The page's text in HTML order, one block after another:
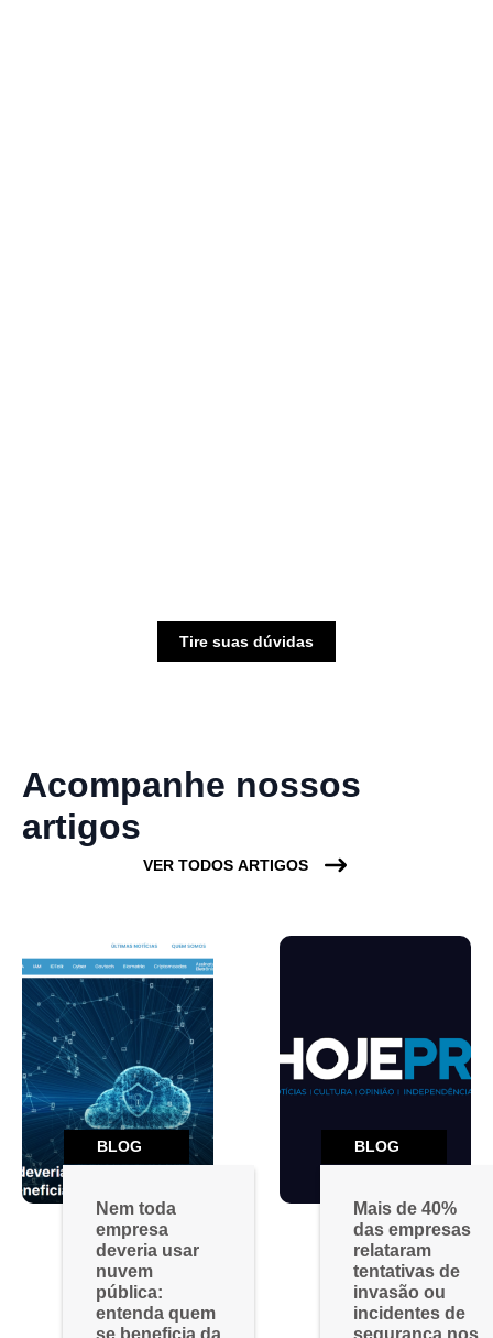
Tire suas dúvidas
Acompanhe nossos
artigos
VER TODOS ARTIGOS
BLOG
Nem toda
empresa
deveria usar
nuvem
pública:
entenda quem
se beneficia da
BLOG
Mais de 40%
das empresas
relataram
tentativas de
invasão ou
incidentes de
segurança nos